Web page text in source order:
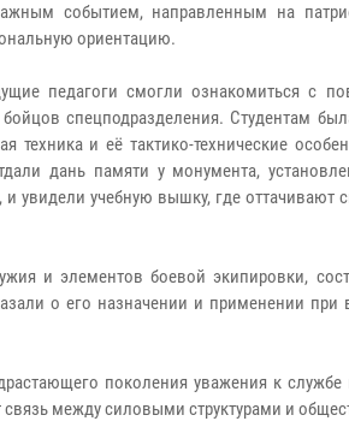
событием, направленным на
ориентацию.
педагоги смогли ознакомиться с
спецподразделения. Студентам
техника и её тактико-технические
дань памяти у монумента,
увидели учебную вышку, где оттачивают
и элементов боевой экипировки,
о его назначении и применении
поколения уважения к службе
между силовыми структурами и